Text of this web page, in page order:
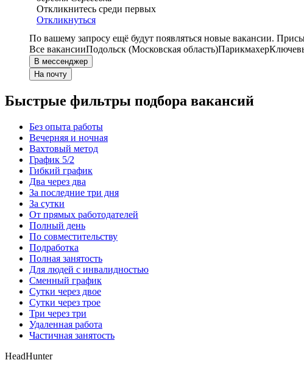
Откликнитесь среди первых
Откликнуться
По вашему запросу ещё будут появляться новые вакансии.
Все вакансииПодольск (Московская область)Парикмахер
В мессенджер
На почту
Быстрые фильтры подбора вакансий
Без опыта работы
Вечерняя и ночная
Вахтовый метод
График 5/2
Гибкий график
Два через два
За последние три дня
За сутки
От прямых работодателей
Полный день
По совместительству
Подработка
Полная занятость
Для людей с инвалидностью
Сменный график
Сутки через двое
Сутки через трое
Три через три
Удаленная работа
Частичная занятость
HeadHunter